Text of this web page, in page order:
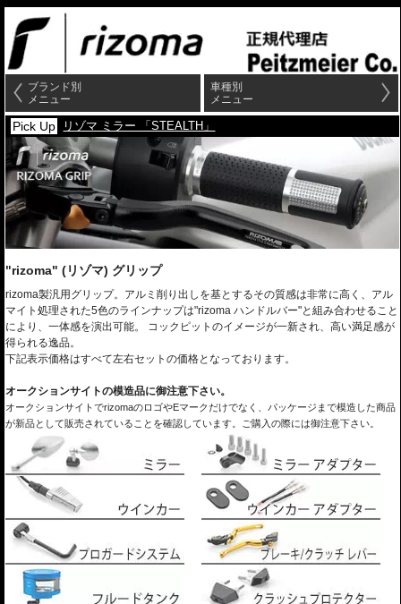
ブランド別
メニュー
車種別
メニュー
Pick Up リゾマ ミラー 「STEALTH」
Pick Up 車検対応 極小ウインカー
NEW Diavel V4 新商品発売 リゾマ ウインカー ミラー アダプター など
Pick Up リゾマ ウインカー「VISION」 車検対応 シーケンシャルウイン
Pick Up リゾマ ミラー 「STEALTH」
Pick Up リゾマ ウインカー「Light Unit」 車検対応 極小ウインカー
"rizoma" (リゾマ) グリップ
rizoma製汎用グリップ。アルミ削り出しを基とするその質感は非常に高く、アル
マイト処理された5色のラインナップは"rizoma ハンドルバー"と組み合わせること
により、一体感を演出可能。 コックピットのイメージが一新され、高い満足感が
得られる逸品。
下記表示価格はすべて左右セットの価格となっております。
オークションサイトの模造品に御注意下さい。
オークションサイトでrizomaのロゴやEマークだけでなく、パッケージまで模造した商品
が新品として販売されていることを確認しています。ご購入の際には御注意下さい。